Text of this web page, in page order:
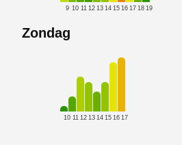
9 10 11 12 13 14 15 16 17 18 19
Zondag
10 11 12 13 14 15 16 17